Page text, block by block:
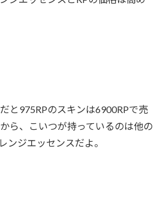
と975RPのスキンは6900RPで売
ら、こいつが持っているのは他の
ンジエッセンスだよ。